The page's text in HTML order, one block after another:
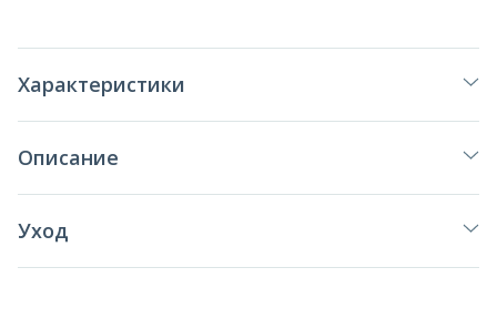
Характеристики
Описание
Уход